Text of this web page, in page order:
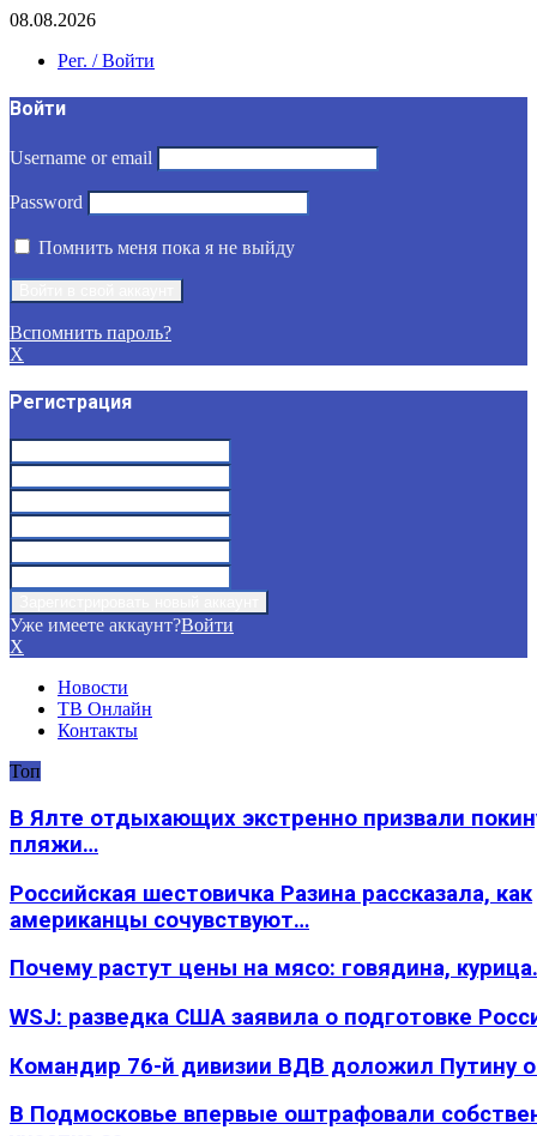
08.08.2026
Рег. / Войти
Войти
Username or email
Password
Помнить меня пока я не выйду
Вспомнить пароль?
X
Регистрация
Уже имеете аккаунт?Войти
X
Новости
ТВ Онлайн
Контакты
Топ
В Ялте отдыхающих экстренно призвали
пляжи…
Российская шестовичка Разина рассказала, как
американцы сочувствуют…
Почему растут цены на мясо: говядина,
WSJ: разведка США заявила о подготовке
Командир 76-й дивизии ВДВ доложил Путину
В Подмосковье впервые оштрафовали